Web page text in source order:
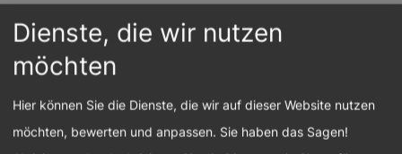
Highest quality and Safety
Tridonic’s lighting solutions meet highest
standards in terms of quality, compliance, and
safety. All Tridonic products comply with
relevant standards and regulations (e.g.
Dienste, die wir nutzen
möchten
Hier können Sie die Dienste, die wir auf dieser Website nutzen
möchten, bewerten und anpassen. Sie haben das Sagen!